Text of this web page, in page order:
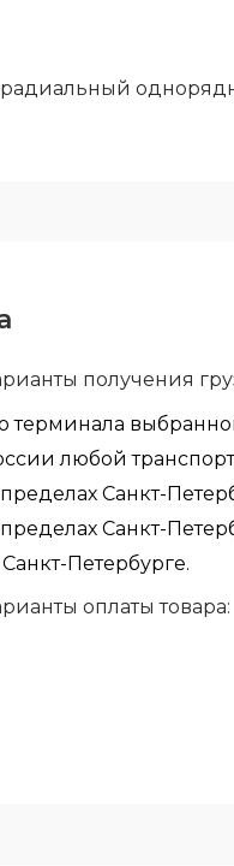
получения
терминала
любой
Санкт-
Санкт-
Петербурге.
оплаты товара: